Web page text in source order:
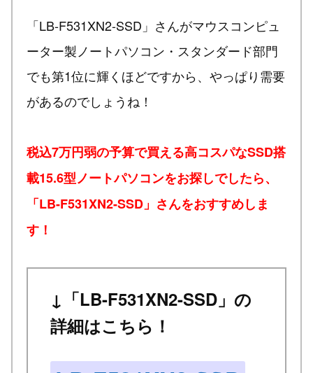
「LB-F531XN2-SSD」さんがマウスコンピュ
ーター製ノートパソコン・スタンダード部門
でも第1位に輝くほどですから、やっぱり需要
があるのでしょうね！
税込7万円弱の予算で買える高コスパなSSD搭
載15.6型ノートパソコンをお探しでしたら、
「LB-F531XN2-SSD」さんをおすすめしま
す！
↓「LB-F531XN2-SSD」の
詳細はこちら！